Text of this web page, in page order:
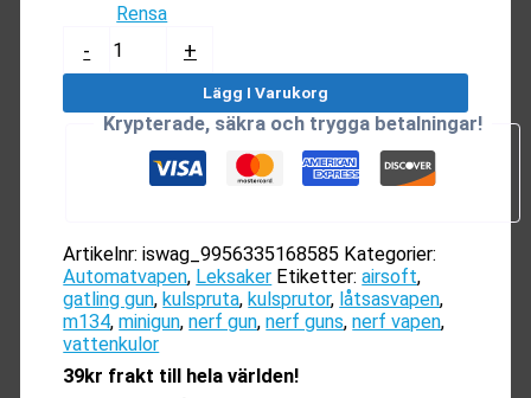
Rensa
-
MINIGUN-
M134
+
Lägg I Varukorg
Krypterade, säkra och trygga betalningar!
Artikelnr:iswag_9956335168585 Kategorier:
Automatvapen, Leksaker Etiketter:airsoft,
gatling gun,kulspruta,kulsprutor, låtsasvapen,
m134,minigun,nerf gun,nerf guns,nerf vapen,
vattenkulor
39kr frakt till hela världen!